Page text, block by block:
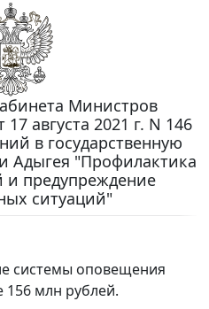
Министров
августа 2021 г. N 146
в государственную
Адыгея "Профилактика
предупреждение
ситуаций"
системы оповещения
156 млн рублей.